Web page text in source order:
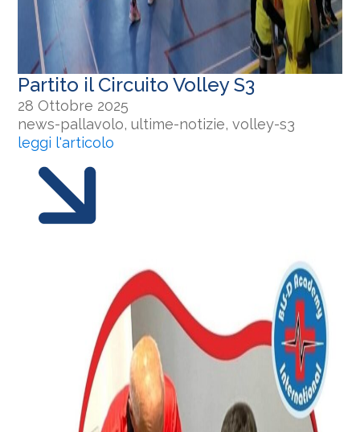
Partito il Circuito Volley S3
28 Ottobre 2025
news-pallavolo, ultime-notizie, volley-s3
leggi l'articolo